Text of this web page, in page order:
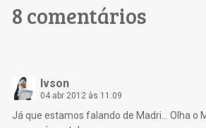
8 comentários
Ivson
04 abr 2012 às 11:09
Já que estamos falando de Madri… Olha o